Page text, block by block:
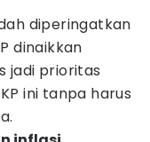
diperingatkan
dinaikkan
jadi prioritas
ini tanpa harus